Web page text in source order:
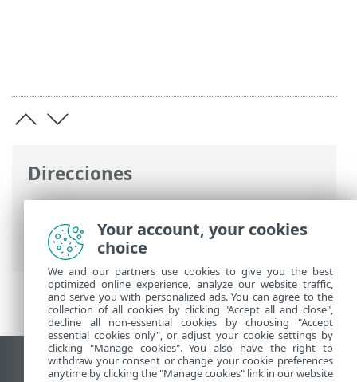
Direcciones
Ayuda en línea de ESET>ESET Endpoint
Security >Configuración avanzada>
Actualizaciones> Mirror de actualización
Ver sitio para ordenador
Your account, your cookies
choice
We and our partners use cookies to give you the best
optimized online experience, analyze our website traffic,
and serve you with personalized ads. You can agree to the
collection of all cookies by clicking "Accept all and close",
decline all non-essential cookies by choosing "Accept
essential cookies only", or adjust your cookie settings by
clicking "Manage cookies". You also have the right to
withdraw your consent or change your cookie preferences
anytime by clicking the "Manage cookies" link in our website